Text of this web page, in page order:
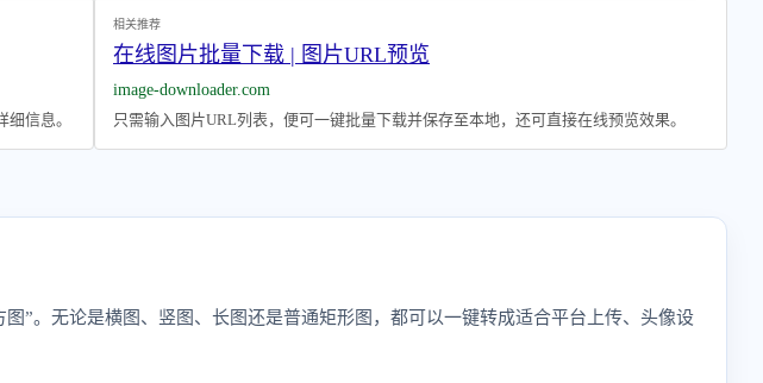
信息。
相关推荐
在线图片批量下载 | 图片URL预览
image-downloader.com
只需输入图片URL列表，便可一键批量下载并保存至本地，还可直接在线预览效果。
”。无论是横图、竖图、长图还是普通矩形图，都可以一键转成适合平台上传、头像设